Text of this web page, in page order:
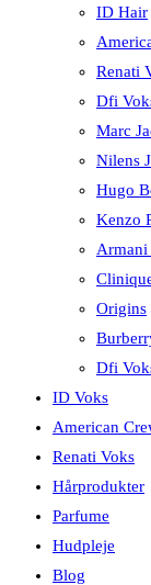
ID Hair
Renati
Dfi
Marc
Nilens
Hugo
Kenzo
Armani
Origins
Dfi
ID Voks
American
Renati Voks
Hårprodukter
Parfume
Hudpleje
Blog